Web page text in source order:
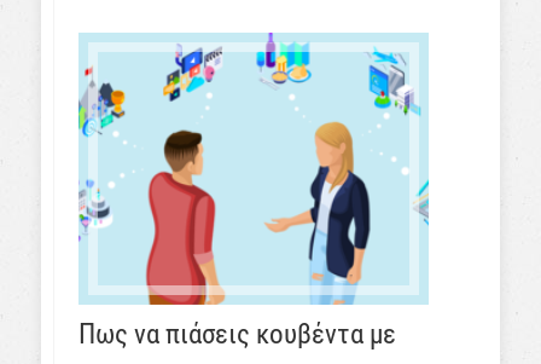
Πως να πιάσεις κουβέντα με